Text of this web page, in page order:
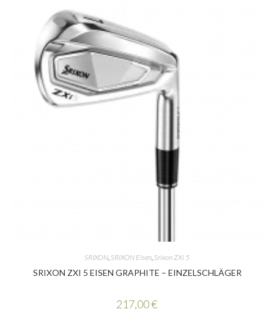
SRIXON, SRIXON Eisen, Srixon ZXi 5
SRIXON ZXI 5 EISEN GRAPHITE – EINZELSCHLÄGER
217,00€